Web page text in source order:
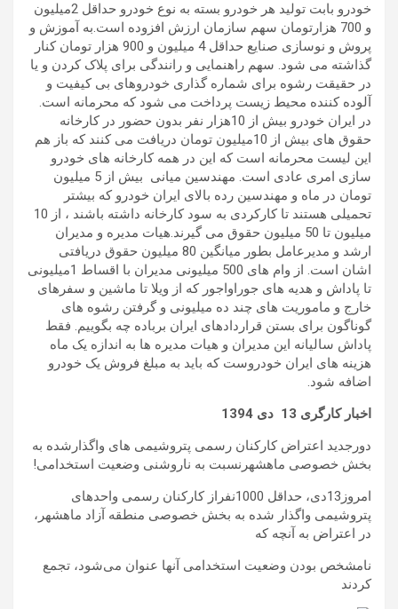
خودرو بابت تولید هر خودرو بسته به نوع خودرو حداقل 2میلیون
و 700 هزارتومان سهم سازمان ارزش افزوده است.به آموزش و
پروش و نوسازی صنایع حداقل 4 میلیون و 900 هزار تومان کنار
گذاشته می شود. سهم راهنمایی و رانندگی برای پلاک کردن و یا
در حقیقت رشوه برای شماره گذاری خودروهای بی کیفیت و
آلوده کننده محیط زیست پرداخت می شود که محرمانه است.
در ایران خودرو بیش از 10هزار نفر بدون حضور در کارخانه
حقوق های بیش از 10میلیون تومان دریافت می کنند که باز هم
این لیست محرمانه است که این در همه کارخانه های خودرو
سازی امری عادی است. مهندسین میانی بیش از 5 میلیون
تومان در ماه و مهندسین رده بالای ایران خودرو که بیشتر
تحمیلی هستند تا کارکردی به سود کارخانه داشته باشند ، از 10
میلیون تا 50 میلیون حقوق می گیرند.هیات مدیره و مدیران
ارشد و مدیرعامل بطور میانگین 80 میلیون حقوق دریافتی
اشان است. از وام های 500 میلیونی مدیران با اقساط 1میلیونی
تا پاداش و هدیه های جوراواجور که از ویلا تا ماشین و سفرهای
خارج و ماموریت های چند ده میلیونی و گرفتن رشوه های
گوناگون برای بستن قراردادهای ایران برباده چه بگوییم. فقط
پاداش سالیانه این مدیران و هیات مدیره ها به اندازه یک ماه
هزینه های ایران خودروست که باید به مبلغ فروش یک خودرو
اضافه شود.
اخبار کارگری 13 دی 1394
دورجدید اعتراض کارکنان رسمی پتروشیمی های واگذارشده به
بخش خصوصی ماهشهرنسبت به ناروشنی وضعیت استخدامی!
امروز13دی، حداقل 1000نفراز کارکنان رسمی واحدهای
پتروشیمی واگذار شده به بخش خصوصی منطقه آزاد ماهشهر،
در اعتراض به آنچه که
نامشخص بودن وضعیت استخدامی آنها عنوان می‌شود، تجمع
کردند